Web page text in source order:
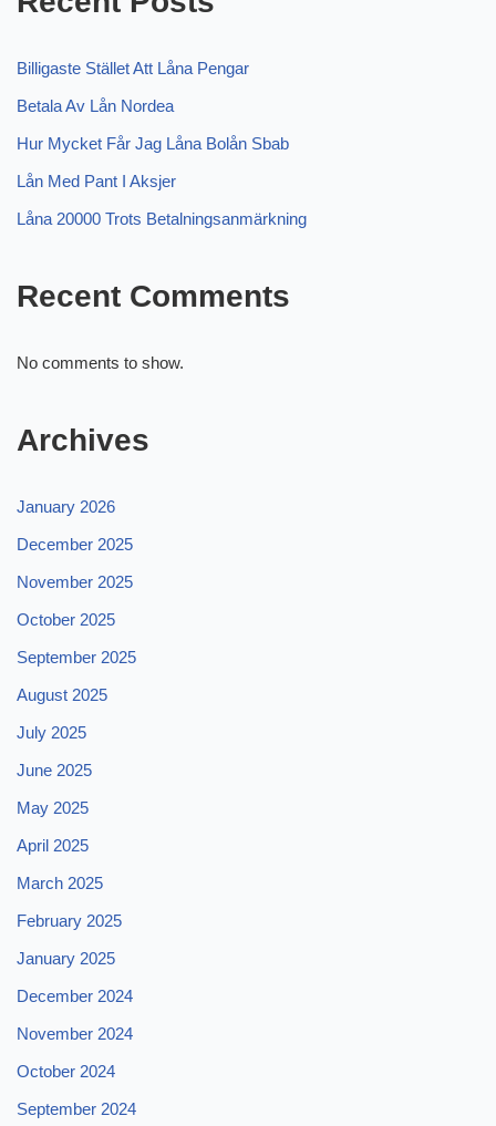
Billigaste Stället Att Låna Pengar
Betala Av Lån Nordea
Hur Mycket Får Jag Låna Bolån Sbab
Lån Med Pant I Aksjer
Låna 20000 Trots Betalningsanmärkning
Recent Comments
No comments to show.
Archives
January 2026
December 2025
November 2025
October 2025
September 2025
August 2025
July 2025
June 2025
May 2025
April 2025
March 2025
February 2025
January 2025
December 2024
November 2024
October 2024
September 2024